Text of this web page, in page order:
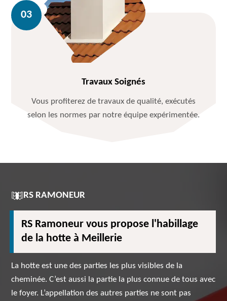
Travaux Soignés
Vous profiterez de travaux de qualité, exécutés
selon les normes par notre équipe expérimentée.
RS RAMONEUR
RS Ramoneur vous propose l'habillage
de la hotte à Meillerie
La hotte est une des parties les plus visibles de la
cheminée. C’est aussi la partie la plus connue de tous avec
le foyer. L’appellation des autres parties ne sont pas